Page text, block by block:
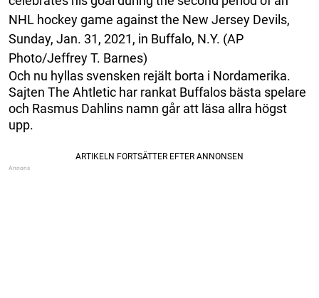
NHL hockey game against the New Jersey Devils,
Sunday, Jan. 31, 2021, in Buffalo, N.Y. (AP
Photo/Jeffrey T. Barnes)
Och nu hyllas svensken rejält borta i Nordamerika.
Sajten The Ahtletic har rankat Buffalos bästa spelare
och Rasmus Dahlins namn går att läsa allra högst
upp.